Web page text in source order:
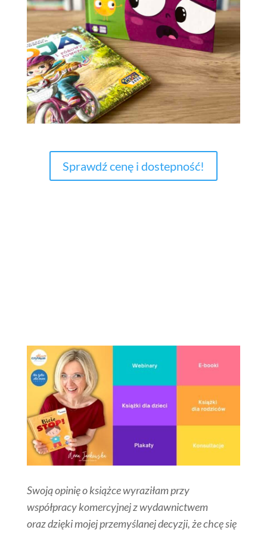
Sprawdź cenę i dostepność!
Swoją opinię o książce wyraziłam przy
współpracy komercyjnej z wydawnictwem
oraz dzięki mojej przemyślanej decyzji, że chcę się